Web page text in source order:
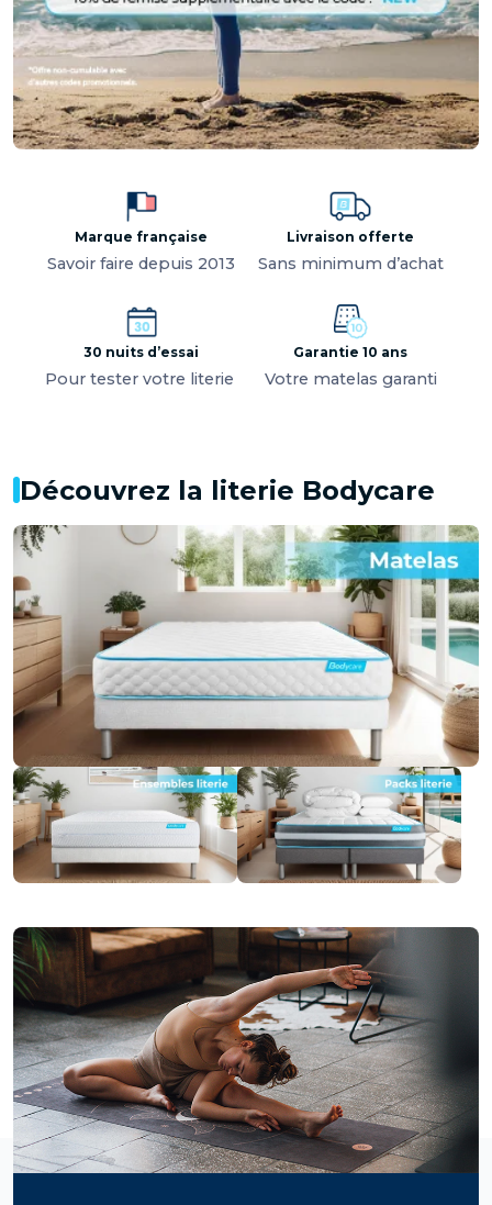
Marque française
Savoir faire depuis 2013
Livraison offerte
Sans minimum d’achat
30 nuits d’essai
Pour tester votre literie
Garantie 10 ans
Votre matelas garanti
Découvrez la literie Bodycare